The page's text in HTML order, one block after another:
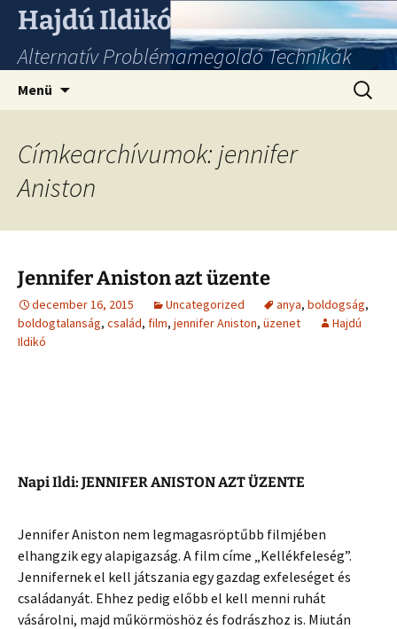
Hajdú Ildikó
Alternatív Problémamegoldó Technikák
Menü
Címkearchívumok: jennifer
Aniston
Jennifer Aniston azt üzente
december 16, 2015 Uncategorized anya, boldogság,
boldogtalanság, család, film, jennifer Aniston, üzenet
Hajdú
Ildikó
Napi Ildi: JENNIFER ANISTON AZT ÜZENTE
Jennifer Aniston nem legmagasröptűbb filmjében
elhangzik egy alapigazság. A film címe „Kellékfeleség”.
Jennifernek el kell játszania egy gazdag exfeleséget és
családanyát. Ehhez pedig előbb el kell menni ruhát
vásárolni, majd műkörmöshöz és fodrászhoz is. Miután